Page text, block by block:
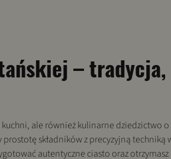
–
ale również kulinarne dziedzictwo
składników z precyzyjną
autentyczne ciasto oraz